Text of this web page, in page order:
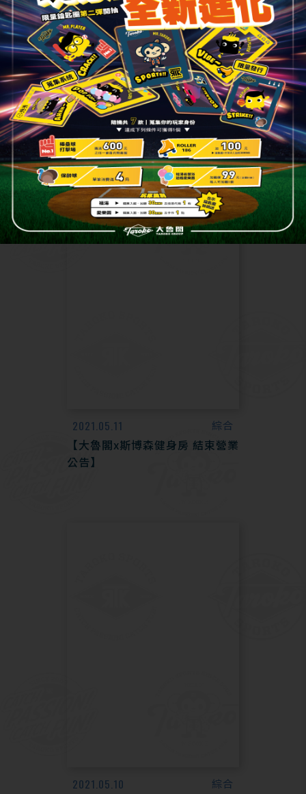
2021.05.28 綜合
【大魯閣 X Yahoo 超級商城 618
購物節】
2021.05.11 綜合
【大魯閣x斯博森健身房 結束營業
公告】
2021.05.10 綜合